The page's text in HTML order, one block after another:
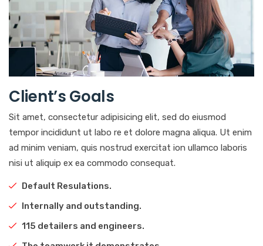
Client’s Goals
Sit amet, consectetur adipisicing elit, sed do eiusmod
tempor incididunt ut labo re et dolore magna aliqua. Ut enim
ad minim veniam, quis nostrud exercitat ion ullamco laboris
nisi ut aliquip ex ea commodo consequat.
Default Resulations.
Internally and outstanding.
115 detailers and engineers.